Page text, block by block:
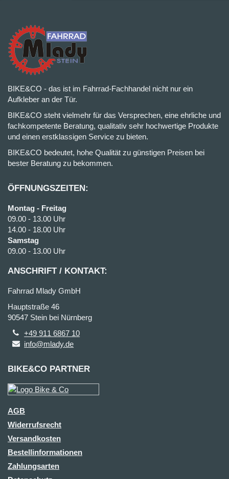
BIKE&CO - das ist im Fahrrad-Fachhandel nicht nur ein
Aufkleber an der Tür.
BIKE&CO steht vielmehr für das Versprechen, eine ehrliche und
fachkompetente Beratung, qualitativ sehr hochwertige Produkte
und einen erstklassigen Service zu bieten.
BIKE&CO bedeutet, hohe Qualität zu günstigen Preisen bei
bester Beratung zu bekommen.
ÖFFNUNGSZEITEN:
Montag - Freitag
09.00 - 13.00 Uhr
14.00 - 18.00 Uhr
Samstag
09.00 - 13.00 Uhr
ANSCHRIFT / KONTAKT:
Fahrrad Mlady GmbH
Hauptstraße 46
90547 Stein bei Nürnberg
+49 911 6867 10
info@mlady.de
BIKE&CO PARTNER
AGB
Widerrufsrecht
Versandkosten
Bestellinformationen
Zahlungsarten